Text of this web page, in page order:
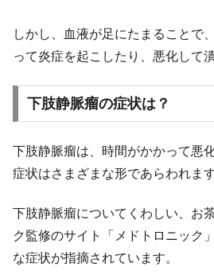
しかし、血液が足にたまることで
って炎症を起こしたり、悪化して
下肢静脈瘤の症状は？
下肢静脈瘤は、時間がかかって悪
症状はさまざまな形であらわれます
下肢静脈瘤についてくわしい、お
ク監修のサイト「メドトロニック
な症状が指摘されています。